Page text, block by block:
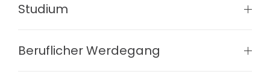
Studium
Beruflicher Werdegang